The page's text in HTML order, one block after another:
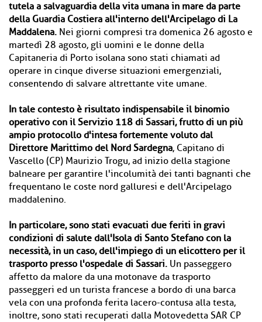
tutela a salvaguardia della vita umana in mare da parte
della Guardia Costiera all'interno dell'Arcipelago di La
Maddalena. Nei giorni compresi tra domenica 26 agosto e
martedì 28 agosto, gli uomini e le donne della
Capitaneria di Porto isolana sono stati chiamati ad
operare in cinque diverse situazioni emergenziali,
consentendo di salvare altrettante vite umane.
In tale contesto è risultato indispensabile il binomio
operativo con il Servizio 118 di Sassari, frutto di un più
ampio protocollo d'intesa fortemente voluto dal
Direttore Marittimo del Nord Sardegna, Capitano di
Vascello (CP) Maurizio Trogu, ad inizio della stagione
balneare per garantire l'incolumità dei tanti bagnanti che
frequentano le coste nord galluresi e dell'Arcipelago
maddalenino.
In particolare, sono stati evacuati due feriti in gravi
condizioni di salute dall'Isola di Santo Stefano con la
necessità, in un caso, dell'impiego di un elicottero per il
trasporto presso l'ospedale di Sassari. Un passeggero
affetto da malore da una motonave da trasporto
passeggeri ed un turista francese a bordo di una barca
vela con una profonda ferita lacero-contusa alla testa,
inoltre, sono stati recuperati dalla Motovedetta SAR CP